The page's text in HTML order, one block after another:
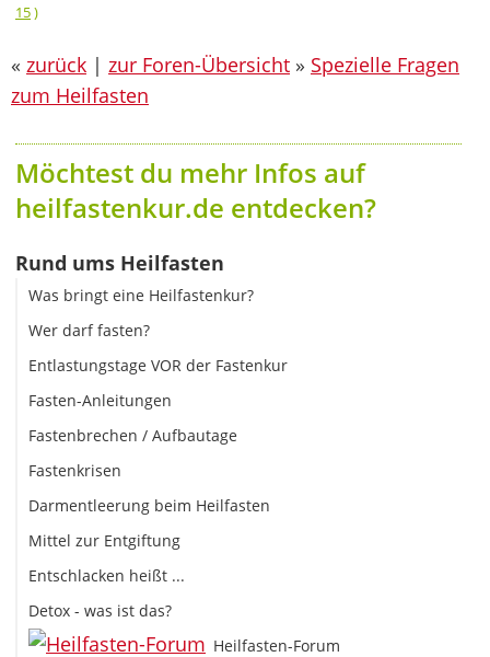
15)
« zurück | zur Foren-Übersicht » Spezielle Fragen
zum Heilfasten
Möchtest du mehr Infos auf
heilfastenkur.de entdecken?
Rund ums Heilfasten
Was bringt eine Heilfastenkur?
Wer darf fasten?
Entlastungstage VOR der Fastenkur
Fasten-Anleitungen
Fastenbrechen / Aufbautage
Fastenkrisen
Darmentleerung beim Heilfasten
Mittel zur Entgiftung
Entschlacken heißt ...
Detox - was ist das?
Heilfasten-Forum